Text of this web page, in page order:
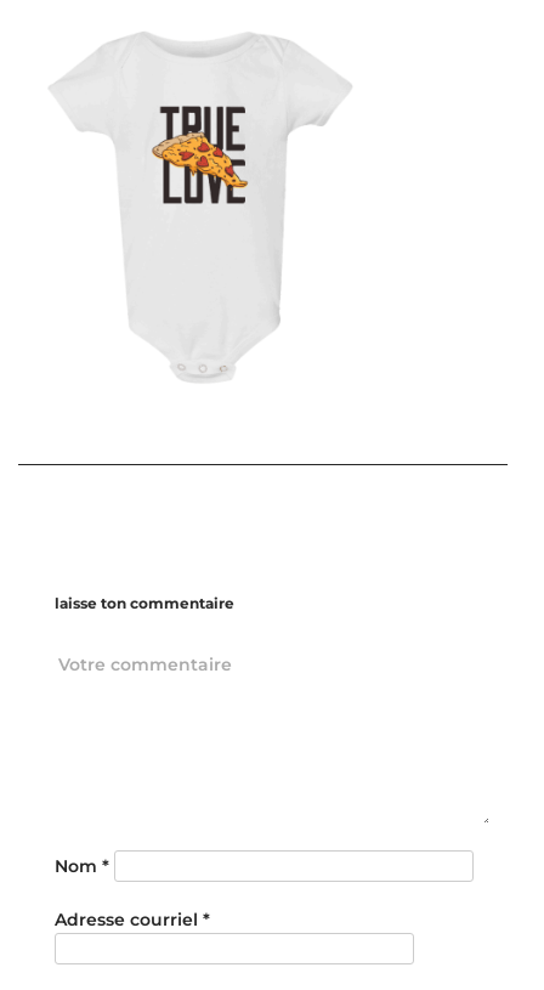
laisse ton commentaire
Nom *
Adresse courriel *